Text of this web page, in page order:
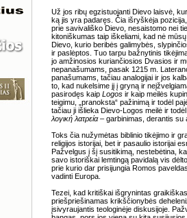
Už jos ribų egzistuojanti Dievo laisvė,
ką jis yra padaręs. Čia išryškėja
prie savivališko Dievo, nesaistomo nei
kitoniškumas taip iškeliami, kad nė
Dievo, kurio beribės galimybės,
ir paslėptos. Tuo tarpu bažnytinis
jo amžinosios kuriančiosios Dvasios ir
nepanašumams, pasak 1215 m.
panašumams, tačiau analogijai ir jos
to, kad nukelsime jį į gryną ir
pasirodęs kaip Logos ir kaip meilės
teigimu, „pranoksta“ pažinimą ir todėl
tačiau ji išlieka Dievo-Logos meilė ir
λογική λατρεία– garbinimas, derantis su
Toks čia nužymėtas biblinio tikėjimo ir
religijos istorijai, bet ir pasaulio istorijai
Pažvelgus į šį susitikimą, nestebėtina,
savo istoriškai lemtingą pavidalą vis
prie kurio dar prisijungia Romos
vadinti Europa.
Tezei, kad kritiškai išgrynintas
priešpriešinamas krikščionybės
įsivyraujantis teologinėje diskusijoje.